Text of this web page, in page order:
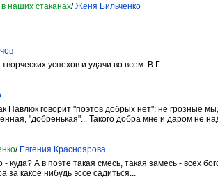
наших стаканах/Женя Бильченко
успехов и удачи во всем. В.Г.
Павлюк говорит "поэтов добрых нет": не
"добренькая"... Такого добра мне и даром не
/ Евгения Красноярова
куда? А в поэте такая смесь, такая замесь - всех
какое нибудь эссе садиться...